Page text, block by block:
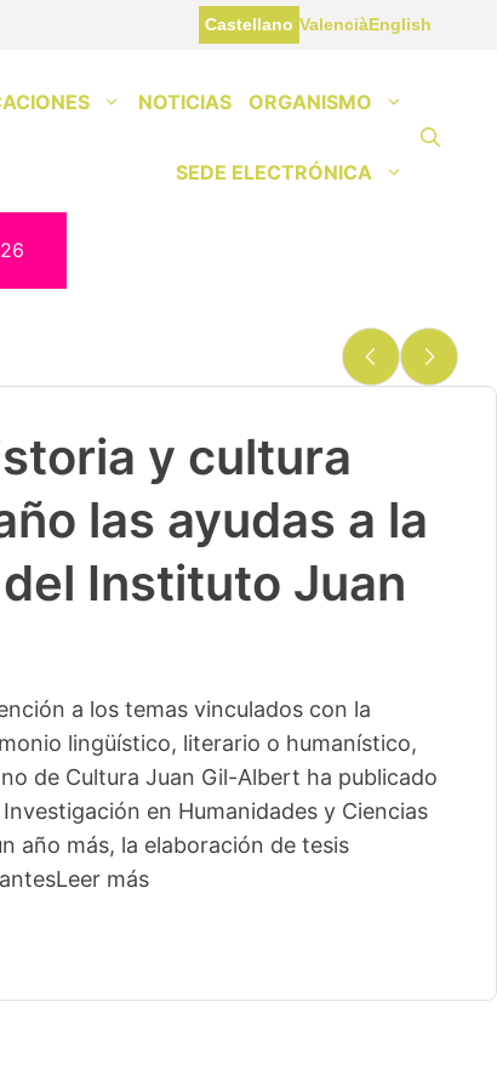
Castellano ValenciàEnglish
NOTICIAS ORGANISMO
SEDE ELECTRÓNICA
y cultura
las ayudas a la
Instituto Juan
a los temas vinculados con la
lingüístico, literario o humanístico,
de Cultura Juan Gil-Albert ha publicado
en Humanidades y Ciencias
año más, la elaboración de tesis
Leer más